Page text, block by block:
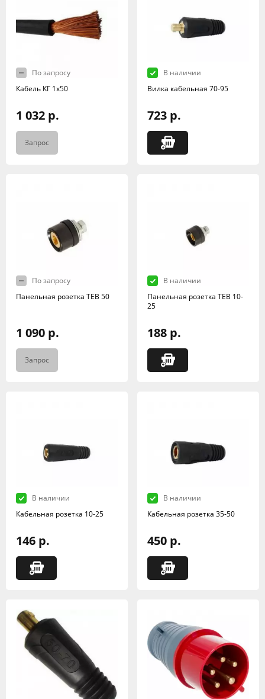
По запросу
Кабель КГ 1х50
1 032 р.
Запрос
В наличии
Вилка кабельная 70-95
723 р.
По запросу
Панельная розетка TEB 50
1 090 р.
Запрос
В наличии
Панельная розетка TEB 10-
25
188 р.
В наличии
Кабельная розетка 10-25
146 р.
В наличии
Кабельная розетка 35-50
450 р.